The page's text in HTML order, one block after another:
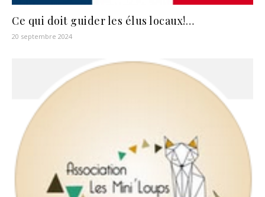
Ce qui doit guider les élus locaux!…
20 septembre 2024